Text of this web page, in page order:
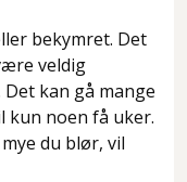
bekymret. Det
veldig
kan gå mange
kun noen få uker.
du blør, vil